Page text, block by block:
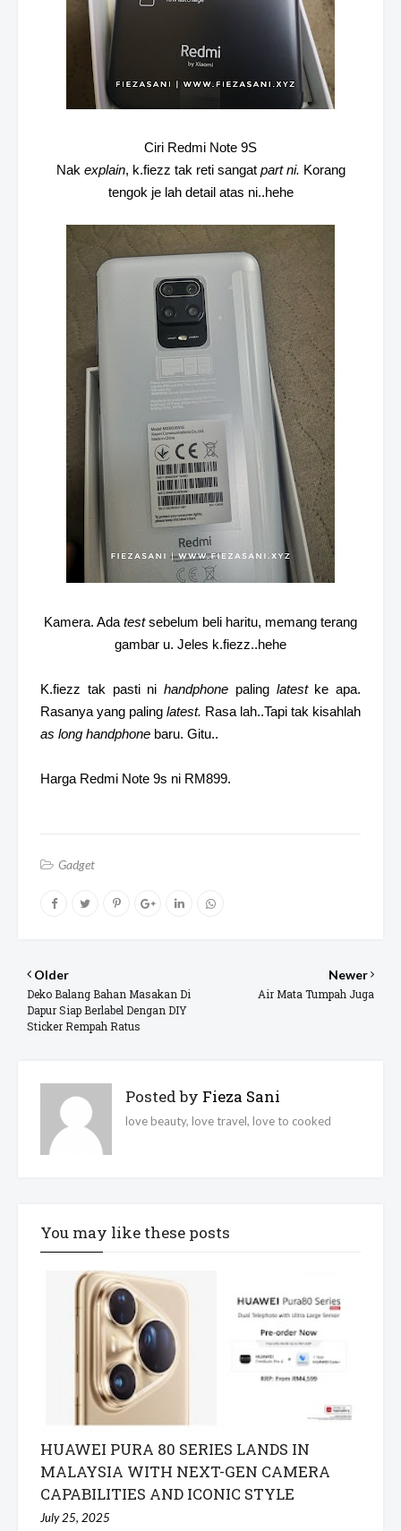
Ciri Redmi Note 9S
Nak explain, k.fiezz tak reti sangat part ni. Korang
tengok je lah detail atas ni..hehe
Kamera. Adatestsebelum beli haritu, memang terang
gambar u. Jeles k.fiezz..hehe
K.fiezz tak pasti ni handphone paling latestke apa.
Rasanya yang paling latest. Rasa lah..Tapi tak kisahlah
as long handphone baru. Gitu..
Harga Redmi Note 9s ni RM899.
Gadget
Newer
Air Mata Tumpah Juga
Older
Deko Balang Bahan Masakan Di
Dapur Siap Berlabel Dengan DIY
Sticker Rempah Ratus
Posted by Fieza Sani
love beauty, love travel, love to cooked
You may like these posts
HUAWEI PURA 80 SERIES LANDS IN
MALAYSIA WITH NEXT-GEN CAMERA
CAPABILITIES AND ICONIC STYLE
July 25, 2025